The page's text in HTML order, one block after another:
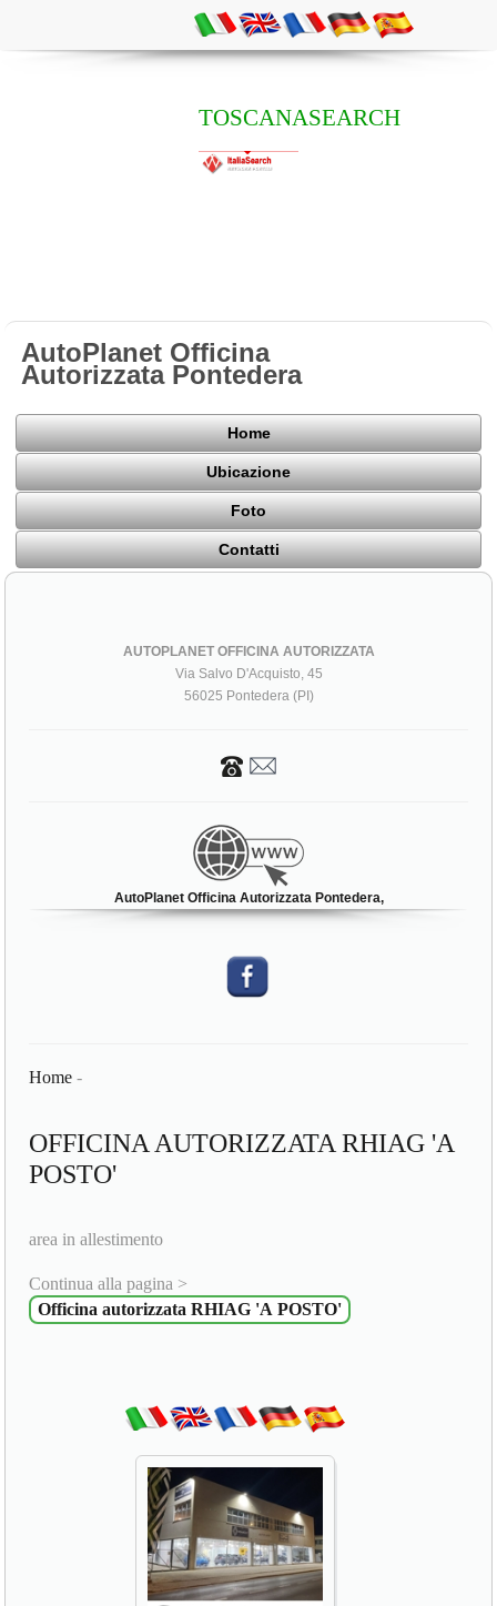
TOSCANASEARCH
AutoPlanet Officina
Autorizzata Pontedera
Home
Ubicazione
Foto
Contatti
AUTOPLANET OFFICINA AUTORIZZATA
Via Salvo D'Acquisto, 45
56025 Pontedera (PI)
AutoPlanet Officina Autorizzata Pontedera,
Home -
OFFICINA AUTORIZZATA RHIAG 'A
POSTO'
area in allestimento
Continua alla pagina >
Officina autorizzata RHIAG 'A POSTO'